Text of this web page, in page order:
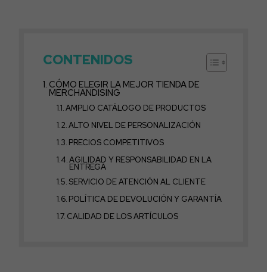
CONTENIDOS
CÓMO ELEGIR LA MEJOR TIENDA DE
MERCHANDISING
AMPLIO CATÁLOGO DE PRODUCTOS
ALTO NIVEL DE PERSONALIZACIÓN
PRECIOS COMPETITIVOS
AGILIDAD Y RESPONSABILIDAD EN LA
ENTREGA
SERVICIO DE ATENCIÓN AL CLIENTE
POLÍTICA DE DEVOLUCIÓN Y GARANTÍA
CALIDAD DE LOS ARTÍCULOS